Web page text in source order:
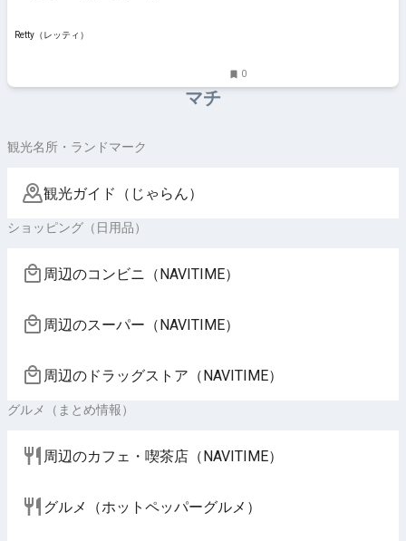
Retty（レッティ）
0
マチ
観光名所・ランドマーク
観光ガイド（じゃらん）
ショッピング（日用品）
周辺のコンビニ（NAVITIME）
周辺のスーパー（NAVITIME）
周辺のドラッグストア（NAVITIME）
グルメ（まとめ情報）
周辺のカフェ・喫茶店（NAVITIME）
グルメ（ホットペッパーグルメ）